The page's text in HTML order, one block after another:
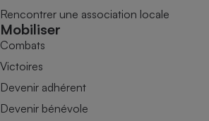
Rencontrer une association locale
Mobiliser
Combats
Victoires
Devenir adhérent
Devenir bénévole